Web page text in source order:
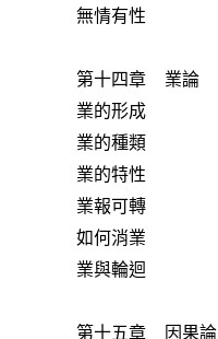
無情有性
第十四章 業論
業的形成
業的種類
業的特性
業報可轉
如何消業
業與輪迴
第十五章 因果論